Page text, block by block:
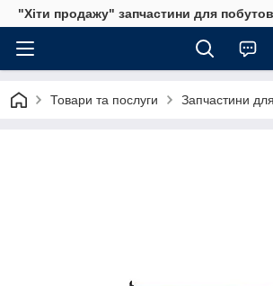
"Хіти продажу" запчастини для
Товари та послуги Запчастини